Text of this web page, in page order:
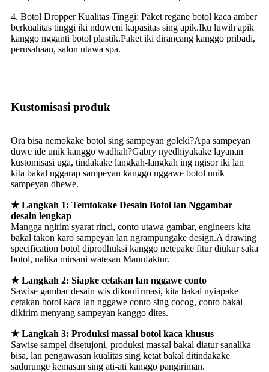
4. Botol Dropper Kualitas Tinggi: Paket regane botol kaca amber
berkualitas tinggi iki nduweni kapasitas sing apik.Iku luwih apik
kanggo ngganti botol plastik.Paket iki dirancang kanggo pribadi,
perusahaan, salon utawa spa.
Kustomisasi produk
Ora bisa nemokake botol sing sampeyan goleki?Apa sampeyan
duwe ide unik kanggo wadhah?Gabry nyedhiyakake layanan
kustomisasi uga, tindakake langkah-langkah ing ngisor iki lan
kita bakal nggarap sampeyan kanggo nggawe botol unik
sampeyan dhewe.
★ Langkah 1: Temtokake Desain Botol lan Nggambar
desain lengkap
Mangga ngirim syarat rinci, conto utawa gambar, engineers kita
bakal takon karo sampeyan lan ngrampungake design.A drawing
specification botol diprodhuksi kanggo netepake fitur diukur saka
botol, nalika mirsani watesan Manufaktur.
★ Langkah 2: Siapke cetakan lan nggawe conto
Sawise gambar desain wis dikonfirmasi, kita bakal nyiapake
cetakan botol kaca lan nggawe conto sing cocog, conto bakal
dikirim menyang sampeyan kanggo dites.
★ Langkah 3: Produksi massal botol kaca khusus
Sawise sampel disetujoni, produksi massal bakal diatur sanalika
bisa, lan pengawasan kualitas sing ketat bakal ditindakake
sadurunge kemasan sing ati-ati kanggo pangiriman.